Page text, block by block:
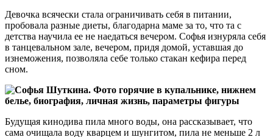
Девочка всячески стала ограничивать себя в питании,
пробовала разные диеты, благодарна маме за то, что та с
детства научила ее не наедаться вечером. Софья изнуряла себя
в танцевальном зале, вечером, придя домой, уставшая до
изнеможения, позволяла себе только стакан кефира перед
сном.
Будущая кинодива пила много воды, она рассказывает, что
сама очищала воду кварцем и шунгитом, пила не меньше 2 л